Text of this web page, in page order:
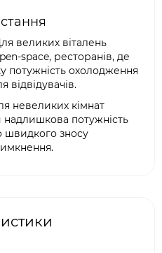
великих віталень
space, ресторанів, де
потужність охолодження
невеликих кімнат
потужність
швидкого зносу